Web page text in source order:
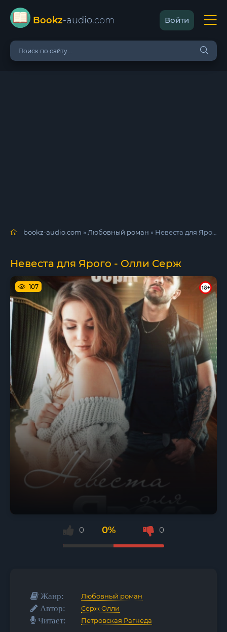
Bookz-audio.com Войти
bookz-audio.com » Любовный роман » Невеста для Ярого - Олли Серж
Невеста для Ярого - Олли Серж
107
0 0% 0
Жанр: Любовный роман
Автор: Серж Олли
Читает: Петровская Рагнеда